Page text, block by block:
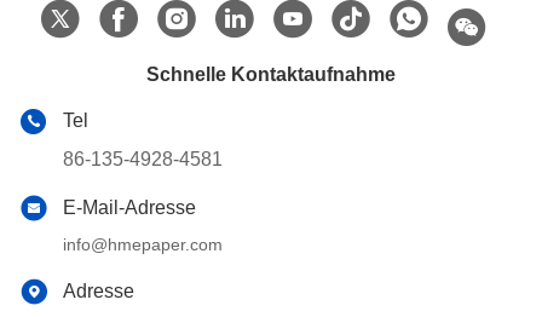
Schnelle Kontaktaufnahme
Tel
86-135-4928-4581
E-Mail-Adresse
info@hmepaper.com
Adresse